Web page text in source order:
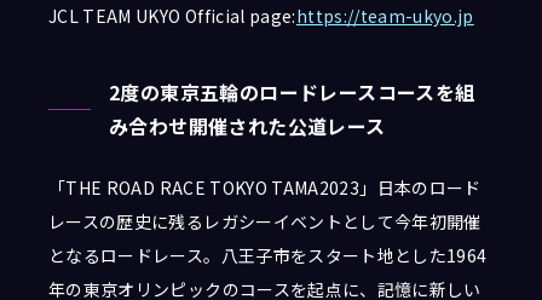
JCL TEAM UKYO Official page:https://team-ukyo.jp
2度の東京五輪のロードレースコースを組
み合わせ開催された公道レース
「THE ROAD RACE TOKYO TAMA2023」日本のロード
レースの歴史に残るレガシーイベントとして今年初開催
となるロードレース。八王子市をスタート地とした1964
年の東京オリンピックのコースを起点に、記憶に新しい